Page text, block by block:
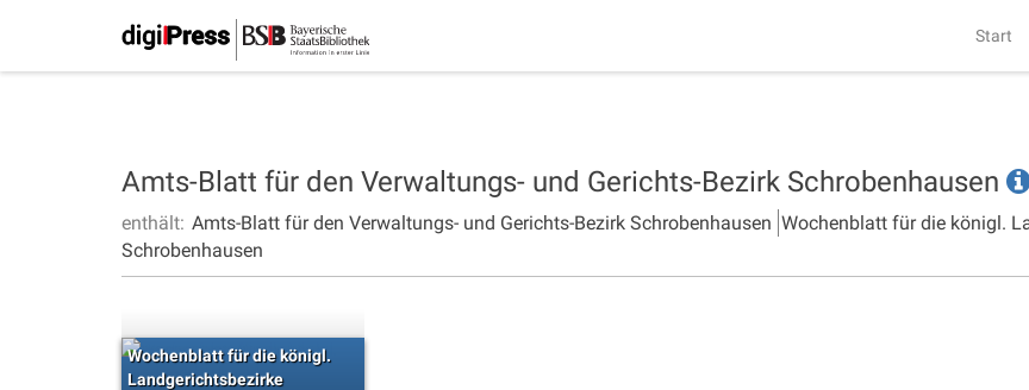
Start
Amts-Blatt für den Verwaltungs- und Gerichts-Bezirk Schrobenhausen
enthält: Amts-Blatt für den Verwaltungs- und Gerichts-Bezirk Schrobenhausen Wochenblatt für die königl.
Schrobenhausen
Wochenblatt für die königl.
Landgerichtsbezirke